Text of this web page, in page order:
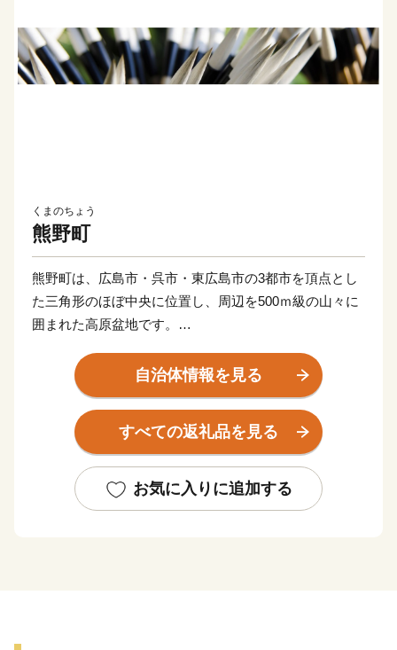
くまのちょう
熊野町
熊野町は、広島市・呉市・東広島市の3都市を頂点とし
た三角形のほぼ中央に位置し、周辺を500ｍ級の山々に
囲まれた高原盆地です。
熊野町には、180年余りの歴史と伝統を誇る伝統的工芸
品「熊野筆」があり、毛筆、画筆、化粧筆の国内生産量
の多くを占める「筆の都」として発展してきました。
「筆まつり」を始めとしたイベントの開催や筆にまつわ
化のすばらしさを全国に発信しています。
自治体情報を見る
すべての返礼品を見る
お気に入りに追加する